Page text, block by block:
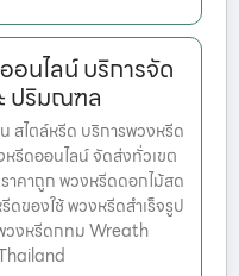
นไลน์ บริการจัด
ปริมณฑล
ไตล์หรีด บริการพวงหรีด
รีดออนไลน์ จัดส่งทั่วเขต
าคาถูก พวงหรีดดอกไม้สด
ของใช้ พวงหรีดสำเร็จรูป
วงหรีดกทม Wreath